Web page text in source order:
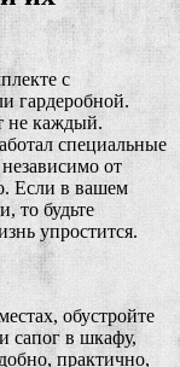
с
гардеробной.
не каждый.
специальные
от
Если в вашем
то будьте
упростится.
обустройте
сапог в шкафу,
практично,